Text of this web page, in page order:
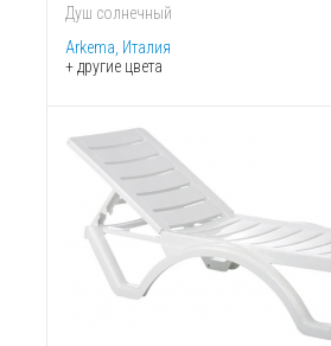
Душ солнечный
Arkema, Италия
+ другие цвета